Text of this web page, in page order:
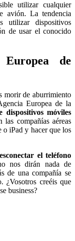
utilizar cualquier
avión. La tendencia
utilizar dispositivos
de usar el conocido
de
morir de aburrimiento
Europea de la
dispositivos móviles
compañías aéreas
o iPad y hacer que los
el teléfono
nos dirán nada de
de una compañía se
¿Vosotros creéis que
business?